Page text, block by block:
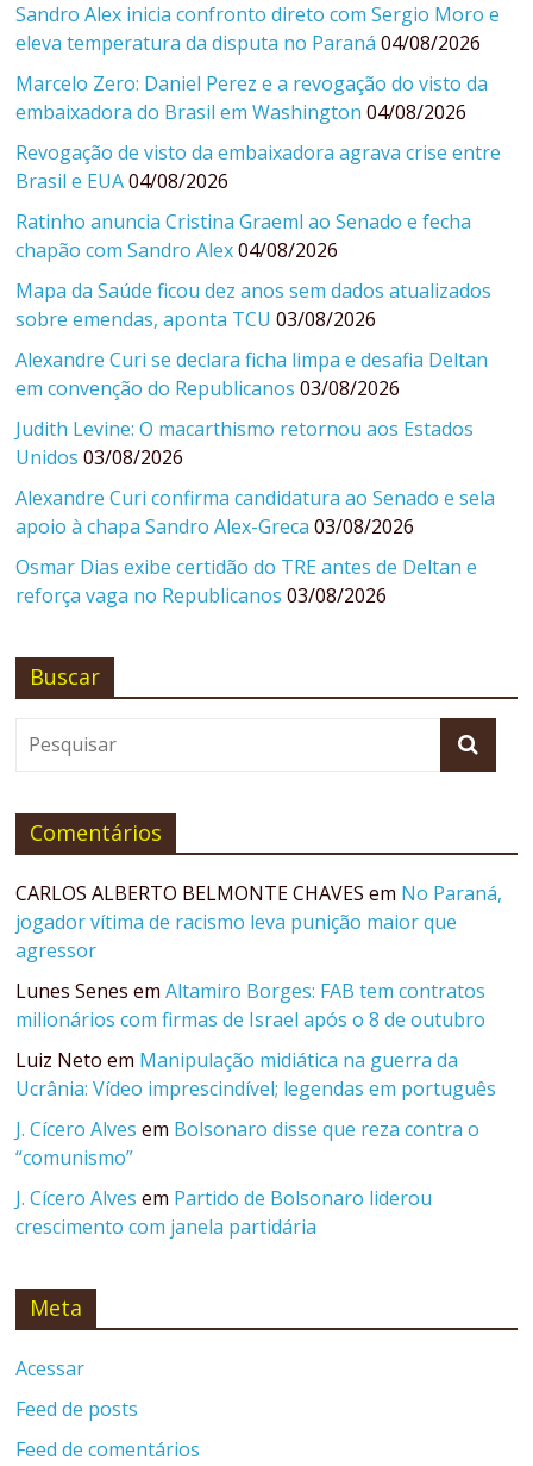
Sandro Alex inicia confronto direto com Sergio Moro e
eleva temperatura da disputa no Paraná 04/08/2026
Marcelo Zero: Daniel Perez e a revogação do visto da
embaixadora do Brasil em Washington 04/08/2026
Revogação de visto da embaixadora agrava crise entre
Brasil e EUA 04/08/2026
Ratinho anuncia Cristina Graeml ao Senado e fecha
chapão com Sandro Alex 04/08/2026
Mapa da Saúde ficou dez anos sem dados atualizados
sobre emendas, aponta TCU 03/08/2026
Alexandre Curi se declara ficha limpa e desafia Deltan
em convenção do Republicanos 03/08/2026
Judith Levine: O macarthismo retornou aos Estados
Unidos 03/08/2026
Alexandre Curi confirma candidatura ao Senado e sela
apoio à chapa Sandro Alex-Greca 03/08/2026
Osmar Dias exibe certidão do TRE antes de Deltan e
reforça vaga no Republicanos 03/08/2026
Buscar
Comentários
CARLOS ALBERTO BELMONTE CHAVES em No Paraná,
jogador vítima de racismo leva punição maior que
agressor
Lunes Senes emAltamiro Borges: FAB tem contratos
milionários com firmas de Israel após o 8 de outubro
Luiz Neto em Manipulação midiática na guerra da
Ucrânia: Vídeo imprescindível; legendas em português
J. Cícero Alves em Bolsonaro disse que reza contra o
“comunismo”
J. Cícero Alves em Partido de Bolsonaro liderou
crescimento com janela partidária
Meta
Acessar
Feed de posts
Feed de comentários